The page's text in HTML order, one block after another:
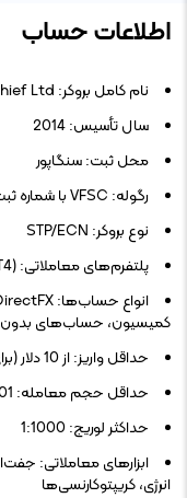
اطلاعات حساب
نام کامل بروکر: ForexChief Ltd
سال تأسیس: 2014
محل ثبت: سنگاپور
رگوله: VFSC با شماره ثبت 14777
نوع بروکر: STP/ECN
پلتفرم‌های معاملاتی: MetaTrader 4 (MT4) و MetaTrader 5 (MT5)
کمیسیون، حساب‌های
حداقل واریز: از 10 دلار (برای حساب‌های سنت)
حداقل حجم معامله: 0.01 لات
حداکثر لوریج: 1:1000
ابزارهای معاملاتی:
انرژی، کریپتوکارنسی‌ها